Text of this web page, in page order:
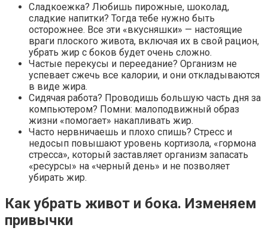
Сладкоежка? Любишь пирожные, шоколад,
сладкие напитки? Тогда тебе нужно быть
осторожнее. Все эти «вкусняшки» — настоящие
враги плоского живота, включая их в свой рацион,
убрать жир с боков будет очень сложно.
Частые перекусы и переедание? Организм не
успевает сжечь все калории, и они откладываются
в виде жира.
Сидячая работа? Проводишь большую часть дня за
компьютером? Помни: малоподвижный образ
жизни «помогает» накапливать жир.
Часто нервничаешь и плохо спишь? Стресс и
недосып повышают уровень кортизола, «гормона
стресса», который заставляет организм запасать
«ресурсы» на «черный день» и не позволяет
убирать жир.
Как убрать живот и бока. Изменяем
привычки